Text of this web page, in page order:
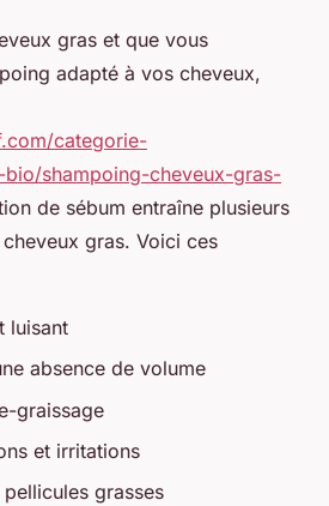
gras et que vous
adapté à vos cheveux,
categorie-
shampoing-cheveux-gras-
de sébum entraîne plusieurs
gras. Voici ces
luisant
absence de volume
graissage
et irritations
grasses